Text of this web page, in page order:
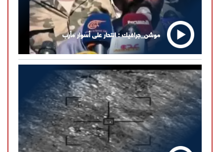
موشن_جرافيك : انتحار على أسوار مأرب